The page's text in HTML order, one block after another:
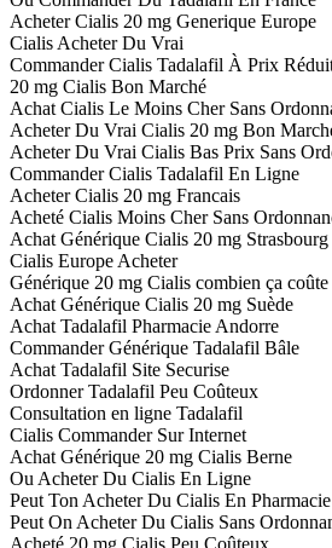
Acheter Cialis 20 mg Generique Europe
Cialis Acheter Du Vrai
Commander Cialis Tadalafil À Prix
20 mg Cialis Bon Marché
Achat Cialis Le Moins Cher Sans
Acheter Du Vrai Cialis 20 mg Bon
Acheter Du Vrai Cialis Bas Prix Sans
Commander Cialis Tadalafil En Ligne
Acheter Cialis 20 mg Francais
Acheté Cialis Moins Cher Sans
Achat Générique Cialis 20 mg Strasbourg
Cialis Europe Acheter
Générique 20 mg Cialis combien ça coûte
Achat Générique Cialis 20 mg Suède
Achat Tadalafil Pharmacie Andorre
Commander Générique Tadalafil Bâle
Achat Tadalafil Site Securise
Ordonner Tadalafil Peu Coûteux
Consultation en ligne Tadalafil
Cialis Commander Sur Internet
Achat Générique 20 mg Cialis Berne
Ou Acheter Du Cialis En Ligne
Peut Ton Acheter Du Cialis En
Peut On Acheter Du Cialis Sans
Acheté 20 mg Cialis Peu Coûteux